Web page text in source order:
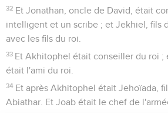
32 Et Jonathan, oncle de David, était
intelligent et un scribe ; et Jekhiel, fils
avec les fils du roi.
33 Et Akhitophel était conseiller du roi ;
était l'ami du roi.
34 Et après Akhitophel était Jehoïada,
Abiathar. Et Joab était le chef de